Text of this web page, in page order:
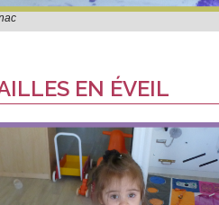
EN ÉVEIL